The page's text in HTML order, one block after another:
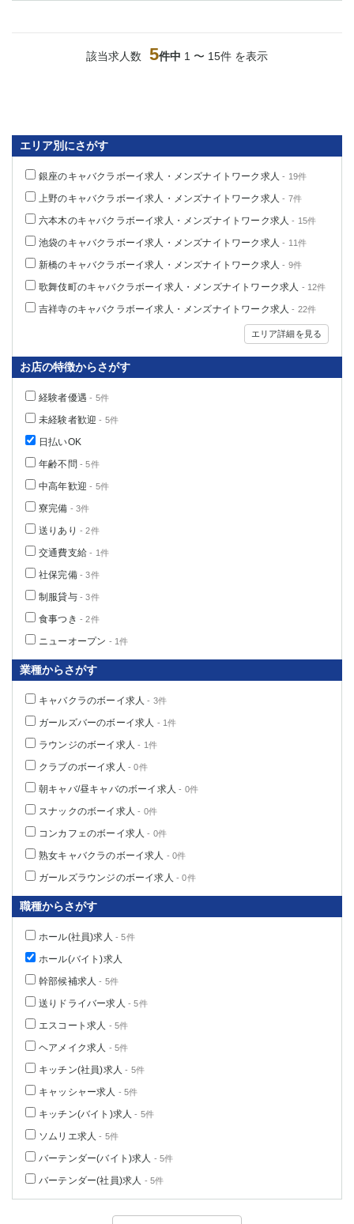
該当求人数 5件中 1 〜 15件 を表示
エリア別にさがす
銀座のキャバクラボーイ求人・メンズナイトワーク求人 - 19件
上野のキャバクラボーイ求人・メンズナイトワーク求人 - 7件
六本木のキャバクラボーイ求人・メンズナイトワーク求人 - 15件
池袋のキャバクラボーイ求人・メンズナイトワーク求人 - 11件
新橋のキャバクラボーイ求人・メンズナイトワーク求人 - 9件
歌舞伎町のキャバクラボーイ求人・メンズナイトワーク求人 - 12件
吉祥寺のキャバクラボーイ求人・メンズナイトワーク求人 - 22件
エリア詳細を見る
お店の特徴からさがす
経験者優遇 - 5件
未経験者歓迎 - 5件
日払いOK
年齢不問 - 5件
中高年歓迎 - 5件
寮完備 - 3件
送りあり - 2件
交通費支給 - 1件
社保完備- 3件
制服貸与- 3件
食事つき - 2件
ニューオープン - 1件
業種からさがす
キャバクラのボーイ求人 - 3件
ガールズバーのボーイ求人 - 1件
ラウンジのボーイ求人 - 1件
クラブのボーイ求人 - 0件
朝キャバ/昼キャバのボーイ求人 - 0件
スナックのボーイ求人 - 0件
コンカフェのボーイ求人 - 0件
熟女キャバクラのボーイ求人 - 0件
ガールズラウンジのボーイ求人 - 0件
職種からさがす
ホール(社員)求人 - 5件
ホール(バイト)求人
幹部候補求人 - 5件
送りドライバー求人 - 5件
エスコート求人 - 5件
ヘアメイク求人 - 5件
キッチン(社員)求人 - 5件
キャッシャー求人 - 5件
キッチン(バイト)求人 - 5件
ソムリエ求人 - 5件
バーテンダー(バイト)求人 - 5件
バーテンダー(社員)求人 - 5件